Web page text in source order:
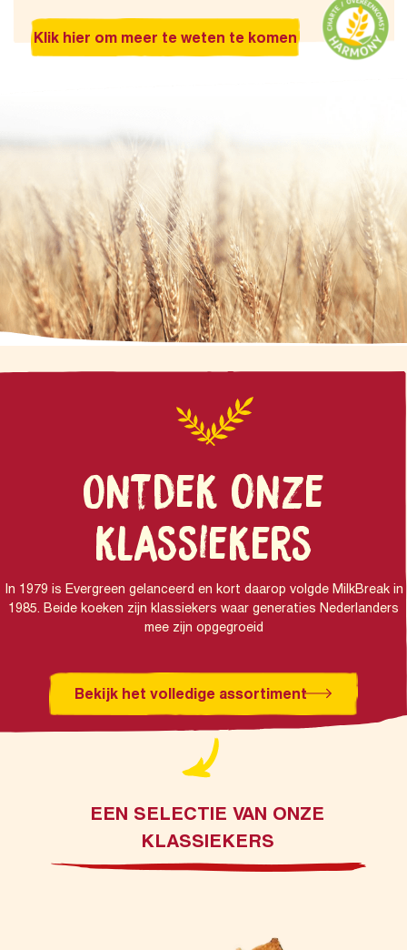
Klik hier om meer te weten te komen
Ontdek onze
klassiekers
In 1979 is Evergreen gelanceerd en kort daarop volgde MilkBreak in
1985. Beide koeken zijn klassiekers waar generaties Nederlanders
mee zijn opgegroeid
Bekijk het volledige assortiment
EEN SELECTIE VAN ONZE
KLASSIEKERS